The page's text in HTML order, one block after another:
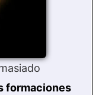
formaciones